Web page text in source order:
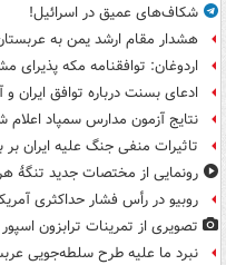
شکاف‌های عمیق در اسرائیل!
هشدار مقام ارشد یمن به
اردوغان: توافقنامه مکه
ادعای بسنت درباره توافق ایران و
نتایج آزمون مدارس سمپاد اعلام
تاثیرات منفی جنگ علیه ایران بر
رونمایی از مختصات جدید تنگۀ
روبیو در رأس فشار حداکثری
تصویری از تمرینات ترابزون
نبرد ما علیه طرح سلطه‌جویی